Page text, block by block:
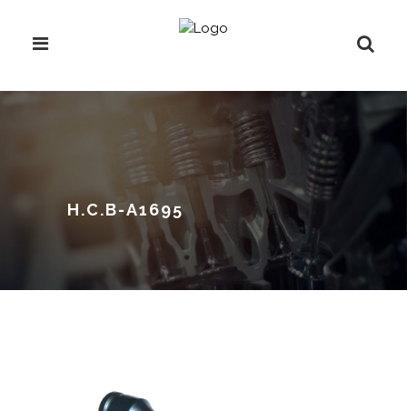
H.C.B-A1695